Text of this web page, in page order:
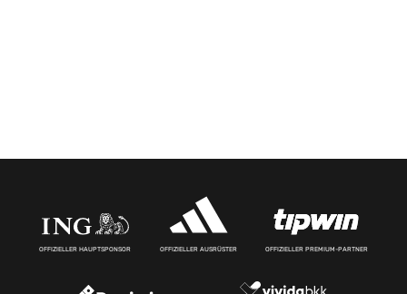
OFFIZIELLER HAUPTSPONSOR OFFIZIELLER AUSRÜSTER OFFIZIELLER PREMIUM-PARTNER